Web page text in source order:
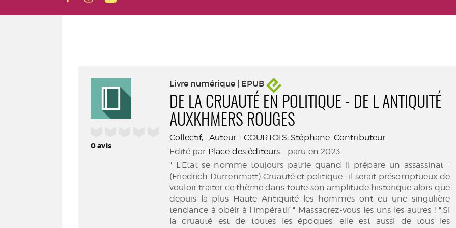
0avis
Livre numérique | EPUB
DE LA CRUAUTÉ EN POLITIQUE - DE L ANTIQUITÉ
AUXKHMERS ROUGES
Collectif, . Auteur - COURTOIS, Stéphane. Contributeur
Edité par Place des éditeurs - paru en 2023
" L'Etat se nomme toujours patrie quand il prépare un assassinat "
(Friedrich Dürrenmatt) Cruauté et politique : il serait présomptueux de
vouloir traiter ce thème dans toute son amplitude historique alors que
depuis la plus Haute Antiquité les hommes ont eu une singulière
tendance à obéir à l'impératif " Massacrez-vous les uns les autres ! ".Si
la cruauté est de toutes les époques, elle est aussi de tous les